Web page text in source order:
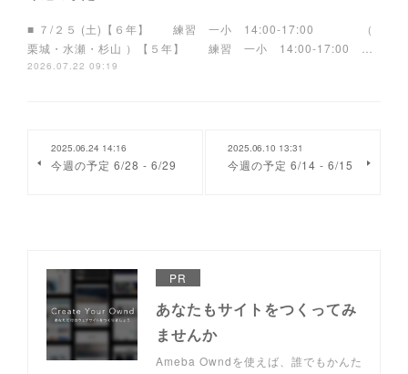
■ ７/２５ (土)【６年】 練習 一小 14:00-17:00 （
栗城・水瀬・杉山 ）【５年】 練習 一小 14:00-17:00 …
2026.07.22 09:19
2025.06.24 14:16
今週の予定 6/28 - 6/29
2025.06.10 13:31
今週の予定 6/14 - 6/15
PR
あなたもサイトをつくってみ
ませんか
Ameba Owndを使えば、誰でもかんた